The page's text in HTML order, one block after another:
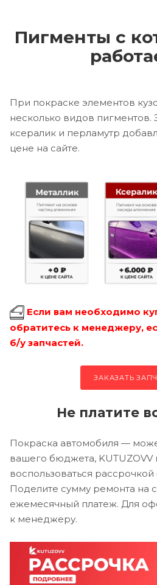
Пигменты с
При покраске элементов
несколько видов пигментов.
ксералик и перламутр
цене на сайте.
Если вам необходимо
обратитесь к менеджеру,
б/у запчастей.
ЗАКАЗАТЬ
Не платите
Покраска автомобиля —
вашего бюджета, KUTUZOVV
воспользоваться
Поделите сумму ремонта на
ежемесячный платеж. Для
к менеджеру.